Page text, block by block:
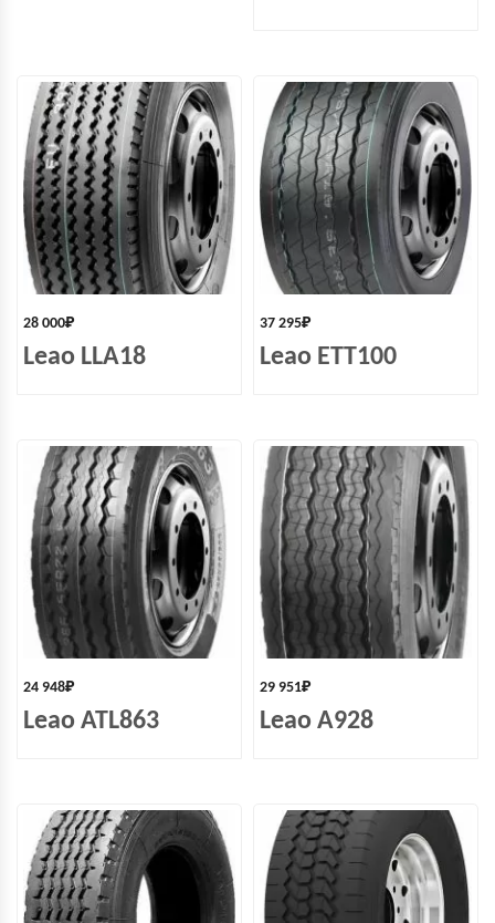
28 000₽
Leao LLA18
37 295₽
Leao ETT100
24 948₽
Leao ATL863
29 951₽
Leao A928